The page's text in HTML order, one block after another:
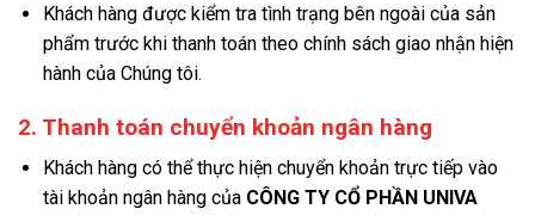
Khách hàng được kiểm tra tình trạng bên ngoài của sản
phẩm trước khi thanh toán theo chính sách giao nhận hiện
hành của Chúng tôi.
2. Thanh toán chuyển khoản ngân hàng
Khách hàng có thể thực hiện chuyển khoản trực tiếp vào
tài khoản ngân hàng của CÔNG TY CỔ PHẦN UNIVA